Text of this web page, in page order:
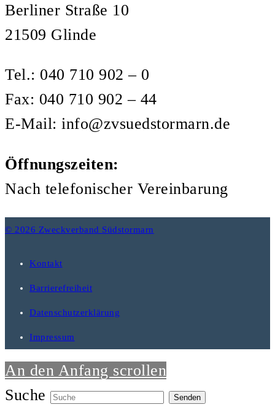
Berliner Straße 10
21509 Glinde
Tel.: 040 710 902 – 0
Fax: 040 710 902 – 44
E-Mail: info@zvsuedstormarn.de
Öffnungszeiten:
Nach telefonischer Vereinbarung
© 2026 Zweckverband Südstormarn
Kontakt
Barrierefreiheit
Datenschutzerklärung
Impressum
An den Anfang scrollen
Suche
Senden